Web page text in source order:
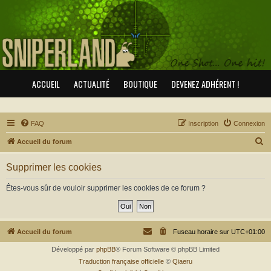
ACCUEIL ACTUALITÉ BOUTIQUE DEVENEZ ADHÉRENT !
FAQ Connexion
Inscription
Accueil du forum
c
h
Supprimer les cookies
Êtes-vous sûr de vouloir supprimer les cookies de ce forum ?
Accueil du forum Fuseau horaire sur UTC+01:00
Développé par phpBB® Forum Software © phpBB Limited
Traduction française officielle © Qiaeru